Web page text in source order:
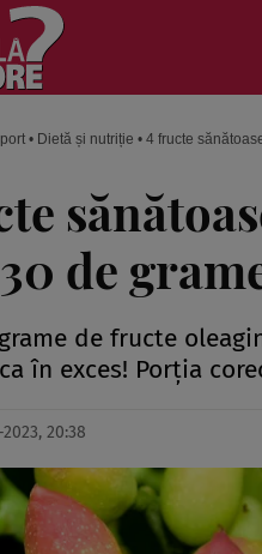
• Dietă și nutriție • 4 fructe
de
de fructe
în exces! Porția
20:38